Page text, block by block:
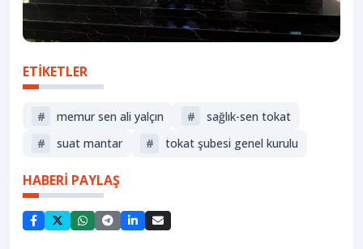
ETİKETLER
# memur sen ali yalçın #
sağlık-sen tokat
#
suat mantar # tokat şubesi genel kurulu
HABERİ PAYLAŞ